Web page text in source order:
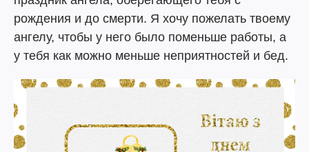
рождения и до смерти. Я хочу пожелать твоему
ангелу, чтобы у него было поменьше работы, а
у тебя как можно меньше неприятностей и бед.